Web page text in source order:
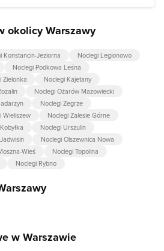
okolicy Warszawy
Konstancin-Jeziorna
Noclegi Legionowo
Noclegi Podkowa Leśna
Zielonka
Noclegi Kajetany
Noclegi Ożarów Mazowiecki
Noclegi Zegrze
Wieliszew
Noclegi Zalesie Górne
Noclegi Urszulin
Noclegi Olszewnica Nowa
Wieś
Noclegi Topolina
Noclegi Rybno
w Warszawie